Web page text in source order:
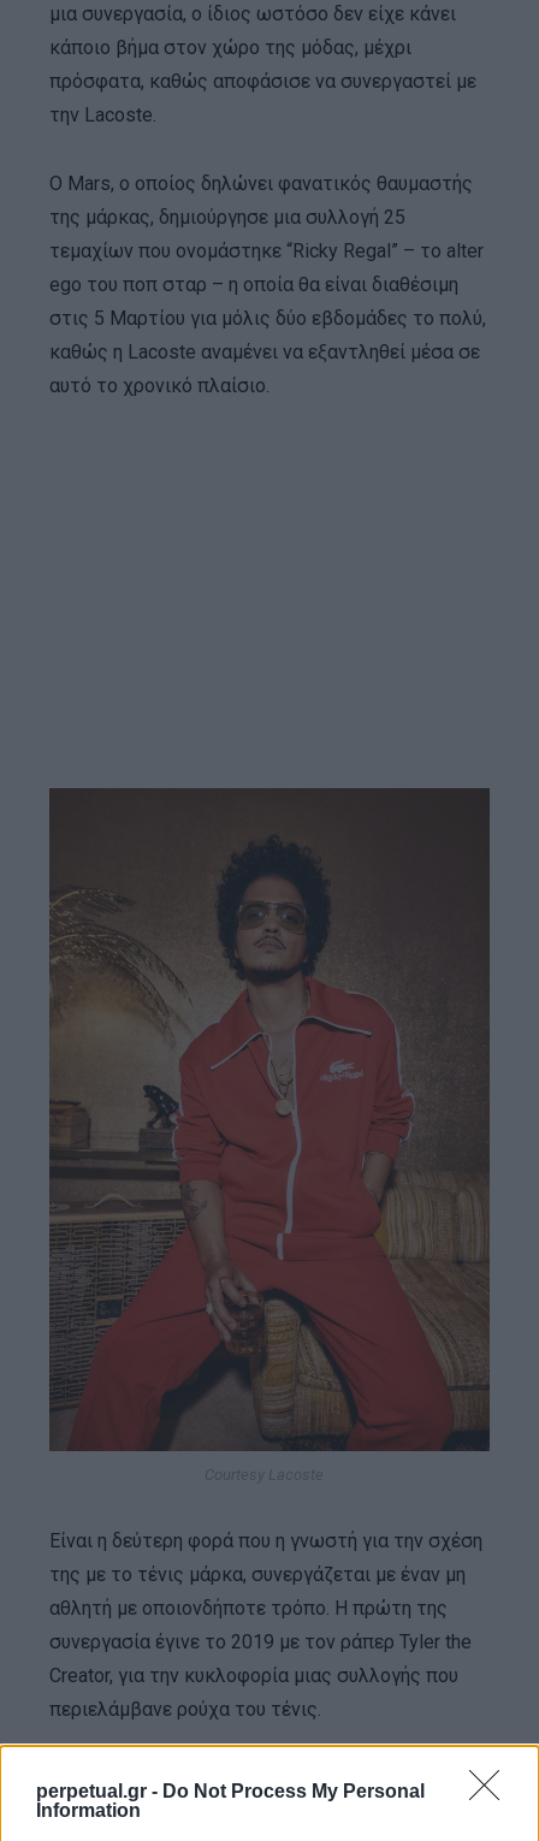
perpetual.gr - Do Not Process My Personal
Information
μια συνεργασία, ο ίδιος ωστόσο δεν είχε κάνει
κάποιο βήμα στον χώρο της μόδας, μέχρι
πρόσφατα, καθώς αποφάσισε να συνεργαστεί με
την Lacoste.
Ο Mars, ο οποίος δηλώνει φανατικός θαυμαστής
της μάρκας, δημιούργησε μια συλλογή 25
τεμαχίων που ονομάστηκε “Ricky Regal” – το alter
ego του ποπ σταρ – η οποία θα είναι διαθέσιμη
στις 5 Μαρτίου για μόλις δύο εβδομάδες το πολύ,
καθώς η Lacoste αναμένει να εξαντληθεί μέσα σε
αυτό το χρονικό πλαίσιο.
Είναι η δεύτερη φορά που η γνωστή για την σχέση
της με το τένις μάρκα, συνεργάζεται με έναν μη
αθλητή με οποιονδήποτε τρόπο. Η πρώτη της
συνεργασία έγινε το 2019 με τον ράπερ Tyler the
Creator, για την κυκλοφορία μιας συλλογής που
περιελάμβανε ρούχα του τένις.